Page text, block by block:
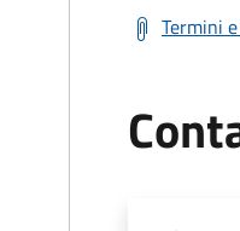
Termini